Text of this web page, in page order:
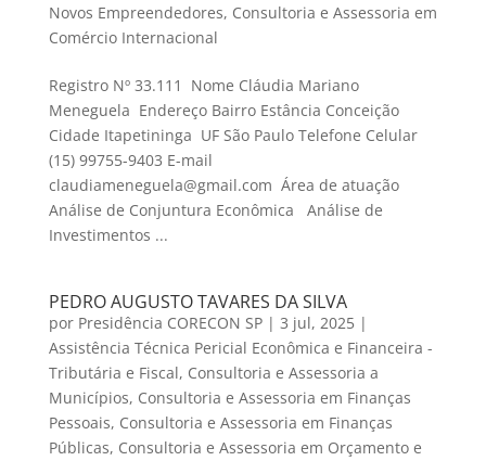
Novos Empreendedores, Consultoria e Assessoria em
Comércio Internacional
Registro Nº 33.111 Nome Cláudia Mariano
Meneguela Endereço Bairro Estância Conceição
Cidade Itapetininga UF São Paulo Telefone Celular
(15) 99755-9403 E-mail
claudiameneguela@gmail.com Área de atuação
Análise de Conjuntura Econômica Análise de
Investimentos ...
PEDRO AUGUSTO TAVARES DA SILVA
por Presidência CORECON SP| 3 jul, 2025|
Assistência Técnica Pericial Econômica e Financeira -
Tributária e Fiscal, Consultoria e Assessoria a
Municípios, Consultoria e Assessoria em Finanças
Pessoais, Consultoria e Assessoria em Finanças
Públicas, Consultoria e Assessoria em Orçamento e